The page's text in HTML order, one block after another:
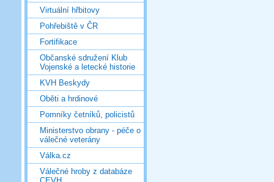
Virtuální hřbitovy
Pohřebiště v ČR
Fortifikace
Občanské sdružení Klub
Vojenské a letecké historie
KVH Beskydy
Oběti a hrdinové
Pomníky četníků, policistů
Ministerstvo obrany - péče o
válečné veterány
Válka.cz
Válečné hroby z databáze